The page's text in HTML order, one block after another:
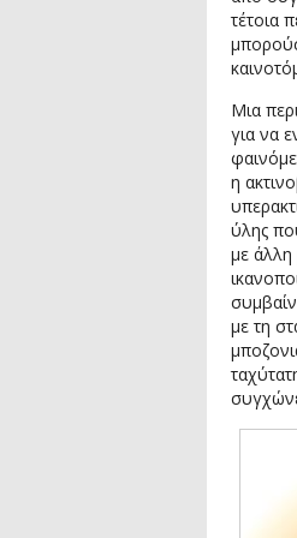
τέτοια
Μια
για να
η
ύλης
με
με τη